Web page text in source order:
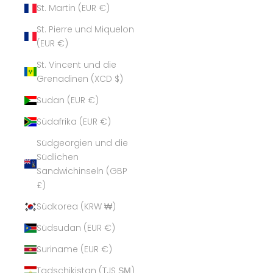
St. Martin (EUR €)
St. Pierre und Miquelon
(EUR €)
St. Vincent und die
Grenadinen (XCD $)
Sudan (EUR €)
Südafrika (EUR €)
Südgeorgien und die
Südlichen
Sandwichinseln (GBP
£)
Südkorea (KRW ₩)
Südsudan (EUR €)
Suriname (EUR €)
Tadschikistan (TJS ЅМ)